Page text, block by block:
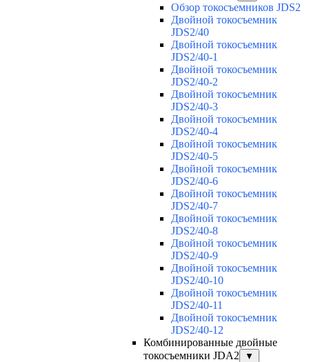
Обзор токосъемников JDS2
Двойной токосъемник
JDS2/40
Двойной токосъемник
JDS2/40-1
Двойной токосъемник
JDS2/40-2
Двойной токосъемник
JDS2/40-3
Двойной токосъемник
JDS2/40-4
Двойной токосъемник
JDS2/40-5
Двойной токосъемник
JDS2/40-6
Двойной токосъемник
JDS2/40-7
Двойной токосъемник
JDS2/40-8
Двойной токосъемник
JDS2/40-9
Двойной токосъемник
JDS2/40-10
Двойной токосъемник
JDS2/40-11
Двойной токосъемник
JDS2/40-12
Комбинированные двойные
токосъемники JDA2
▼